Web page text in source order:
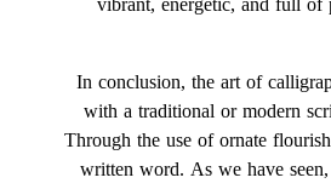
In conclusion, the art of
with a traditional or modern
Through the use of ornate
written word. As we have